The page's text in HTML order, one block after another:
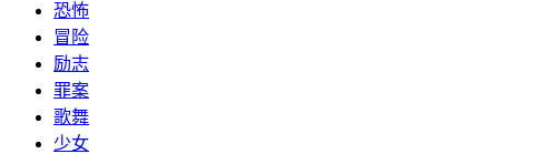
恐怖
冒险
励志
罪案
歌舞
少女